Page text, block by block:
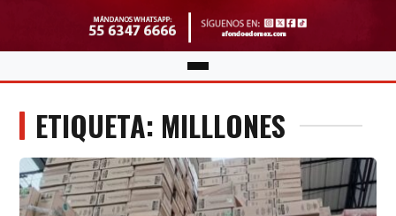
ETIQUETA: MILLLONES